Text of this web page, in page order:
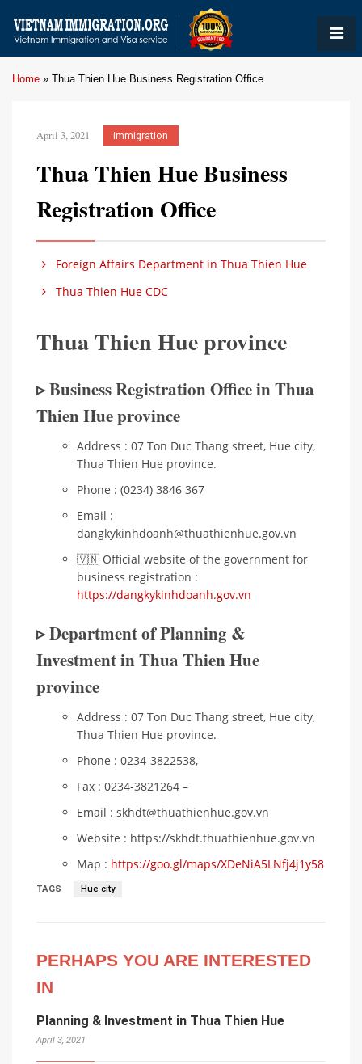
Home » Thua Thien Hue Business Registration Office
April 3, 2021 immigration
Thua Thien Hue Business
Registration Office
Foreign Affairs Department in Thua Thien Hue
Thua Thien Hue CDC
Thua Thien Hue province
▹ Business Registration Office in Thua
Thien Hue province
Address : 07 Ton Duc Thang street, Hue city,
Thua Thien Hue province.
Phone : (0234) 3846 367
Email :
dangkykinhdoanh@thuathienhue.gov.vn
🇻🇳 Official website of the government for
business registration :
https://dangkykinhdoanh.gov.vn
▹ Department of Planning &
Investment in Thua Thien Hue
province
Address : 07 Ton Duc Thang street, Hue city,
Thua Thien Hue province.
Phone : 0234-3822538,
Fax : 0234-3821264 –
Email : skhdt@thuathienhue.gov.vn
Website : https://skhdt.thuathienhue.gov.vn
Map : https://goo.gl/maps/XDeNiA5LNfj4j1y58
TAGS Hue city
PERHAPS YOU ARE INTERESTED
IN
Planning & Investment in Thua Thien Hue
April 3, 2021